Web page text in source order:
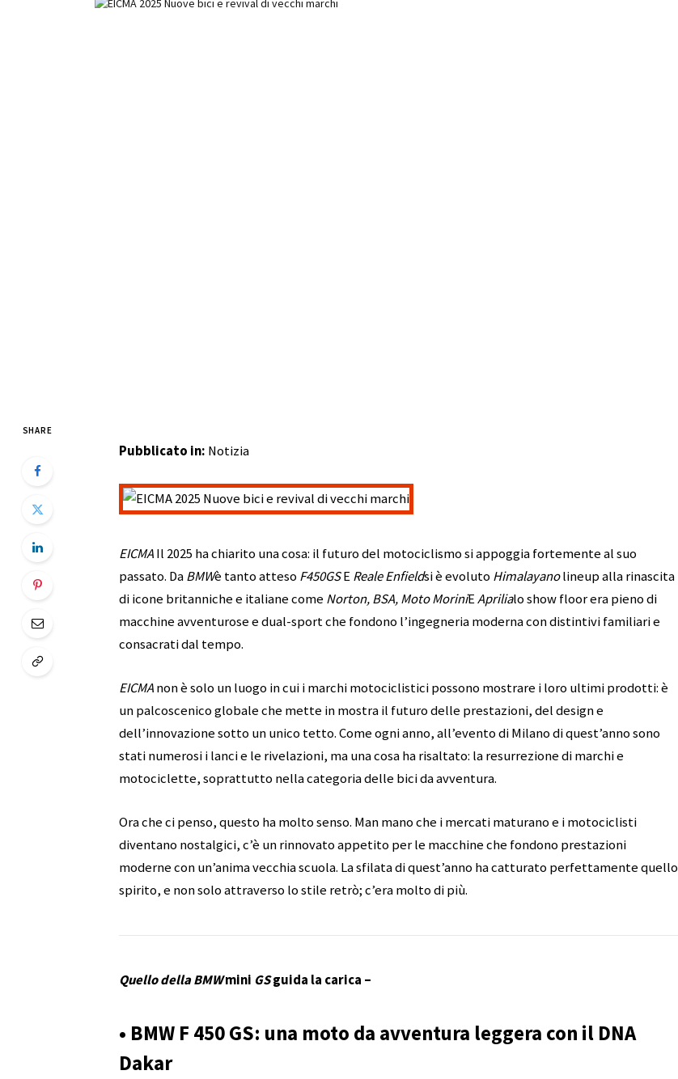
SHARE
Pubblicato in: Notizia
EICMAIl 2025 ha chiarito una cosa: il futuro del motociclismo si appoggia fortemente al suo
passato. DaBMWè tanto atteso F450GSEReale Enfieldsi è evoluto Himalayanolineup alla rinascita
di icone britanniche e italiane come Norton, BSA, Moto MoriniEAprilialo show floor era pieno di
macchine avventurose e dual-sport che fondono l’ingegneria moderna con distintivi familiari e
consacrati dal tempo.
EICMAnon è solo un luogo in cui i marchi motociclistici possono mostrare i loro ultimi prodotti: è
un palcoscenico globale che mette in mostra il futuro delle prestazioni, del design e
dell’innovazione sotto un unico tetto. Come ogni anno, all’evento di Milano di quest’anno sono
stati numerosi i lanci e le rivelazioni, ma una cosa ha risaltato: la resurrezione di marchi e
motociclette, soprattutto nella categoria delle bici da avventura.
Ora che ci penso, questo ha molto senso. Man mano che i mercati maturano e i motociclisti
diventano nostalgici, c’è un rinnovato appetito per le macchine che fondono prestazioni
moderne con un’anima vecchia scuola. La sfilata di quest’anno ha catturato perfettamente quello
spirito, e non solo attraverso lo stile retrò; c’era molto di più.
Quello della BMWmini GSguida la carica –
• BMW F 450 GS: una moto da avventura leggera con il DNA
Dakar